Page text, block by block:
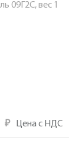
09Г2С, вес 1
₽ Цена с НДС